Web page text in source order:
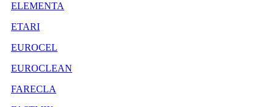
ELEMENTA
ETARI
EUROCEL
EUROCLEAN
FARECLA